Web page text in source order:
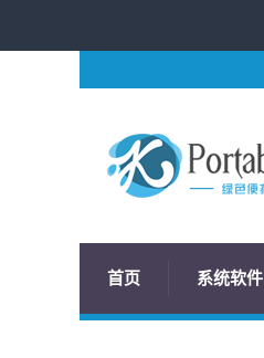
首页 系统软件